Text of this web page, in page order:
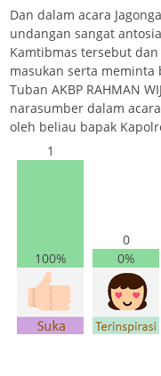
Dan dalam acara
undangan sangat
Kamtibmas tersebut
masukan serta meminta
Tuban AKBP RAHMAN
narasumber dalam
oleh beliau bapak
1
100%
0
0%